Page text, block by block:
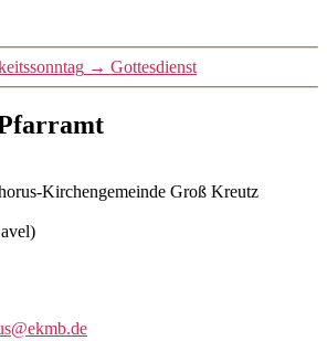
→ Gottesdienst
Kirchengemeinde Groß Kreutz